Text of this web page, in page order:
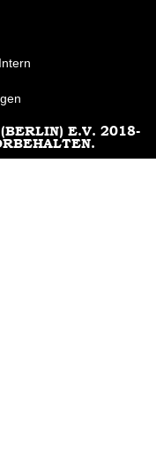
E.V. 2018-